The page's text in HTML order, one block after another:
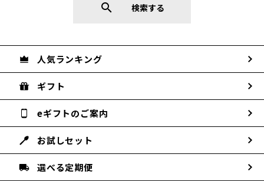
search 検索する
人気ランキング
ギフト
eギフトのご案内
お試しセット
選べる定期便